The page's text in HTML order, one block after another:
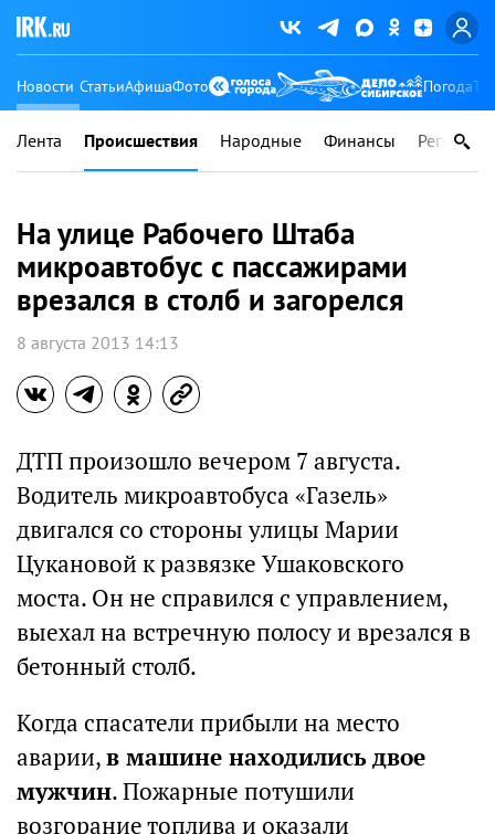
Новости СтатьиАфишаФото Погода
Лента Происшествия Народные Финансы Регионы
На улице Рабочего Штаба
микроавтобус с пассажирами
врезался в столб и загорелся
8 августа 2013 14:13
ДТП произошло вечером 7 августа.
Водитель микроавтобуса «Газель»
двигался со стороны улицы Марии
Цукановой к развязке Ушаковского
моста. Он не справился с управлением,
выехал на встречную полосу и врезался в
бетонный столб.
Когда спасатели прибыли на место
аварии,в машине находились двое
мужчин. Пожарные потушили
возгорание топлива и оказали